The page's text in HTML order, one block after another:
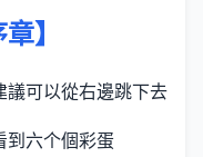
】
議可以從右邊跳下去
到六个個彩蛋